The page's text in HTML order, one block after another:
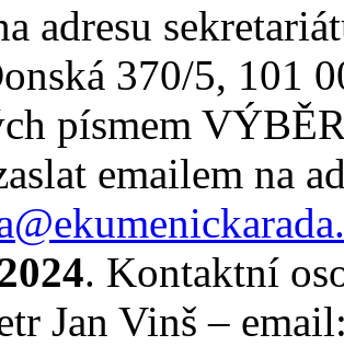
adresu
370/5, 101
písmem
emailem na
. Kontaktní
Jan Vinš –